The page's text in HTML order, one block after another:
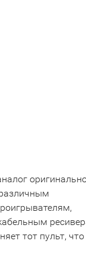
тот пульт,